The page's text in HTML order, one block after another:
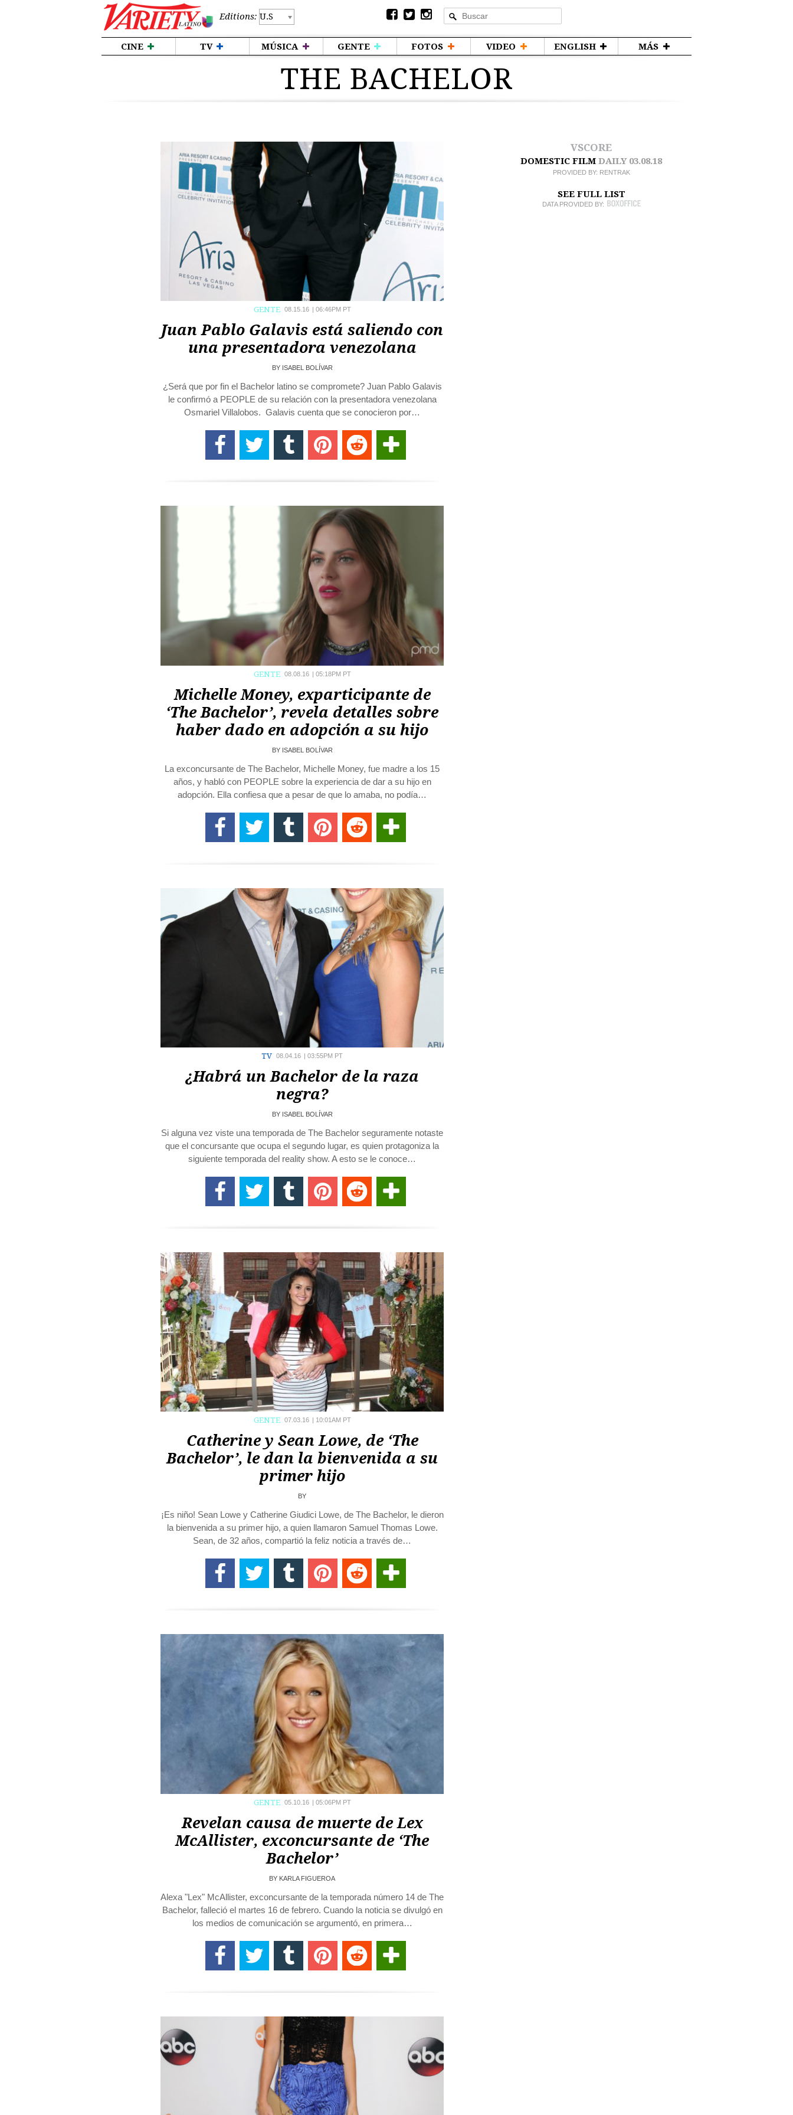
Editions:
CINE TV MÚSICA GENTE FOTOS VIDEO ENGLISH MÁS
THE BACHELOR
GENTE 08.15.16 06:46PM PT
Juan Pablo Galavis está saliendo con
una presentadora venezolana
BY ISABEL BOLÍVAR
¿Será que por fin el Bachelor latino se compromete? Juan Pablo Galavis
le confirmó a PEOPLE de su relación con la presentadora venezolana
Osmariel Villalobos. Galavis cuenta que se conocieron por…
GENTE 08.08.16 | 05:18PM PT
Michelle Money, exparticipante de
‘The Bachelor’, revela detalles sobre
haber dado en adopción a su hijo
BY ISABEL BOLÍVAR
La exconcursante de The Bachelor, Michelle Money, fue madre a los 15
años, y habló con PEOPLE sobre la experiencia de dar a su hijo en
adopción. Ella confiesa que a pesar de que lo amaba, no podía…
TV 08.04.16 | 03:55PM PT
¿Habrá un Bachelor de la raza
negra?
BY ISABEL BOLÍVAR
Si alguna vez viste una temporada de The Bachelor seguramente notaste
que el concursante que ocupa el segundo lugar, es quien protagoniza la
siguiente temporada del reality show. A esto se le conoce…
GENTE 07.03.16 10:01AM PT
Catherine y Sean Lowe, de ‘The
Bachelor’, le dan la bienvenida a su
primer hijo
BY
¡Es niño! Sean Lowe y Catherine Giudici Lowe, de The Bachelor, le dieron
la bienvenida a su primer hijo, a quien llamaron Samuel Thomas Lowe.
Sean, de 32 años, compartió la feliz noticia a través de…
GENTE 05.10.16 | 05:06PM PT
Revelan causa de muerte de Lex
McAllister, exconcursante de ‘The
Bachelor’
BY KARLA FIGUEROA
Alexa "Lex" McAllister, exconcursante de la temporada número 14 de The
Bachelor, falleció el martes 16 de febrero. Cuando la noticia se divulgó en
los medios de comunicación se argumentó, en primera…
VSCORE
DOMESTIC FILM DAILY 03.08.18
PROVIDED BY: RENTRAK
SEE FULL LIST
DATA PROVIDED BY: